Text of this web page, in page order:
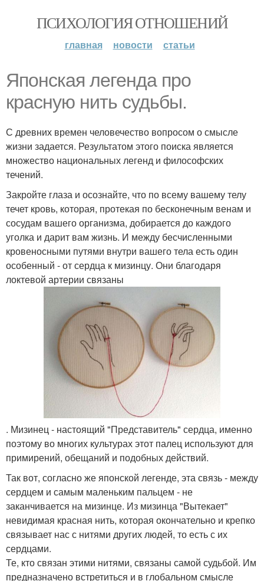
ПСИХОЛОГИЯ ОТНОШЕНИЙ
главная новости статьи
Японская легенда про
красную нить судьбы.
С древних времен человечество вопросом о смысле
жизни задается. Результатом этого поиска является
множество национальных легенд и философских
течений.
Закройте глаза и осознайте, что по всему вашему телу
течет кровь, которая, протекая по бесконечным венам и
сосудам вашего организма, добирается до каждого
уголка и дарит вам жизнь. И между бесчисленными
кровеносными путями внутри вашего тела есть один
особенный - от сердца к мизинцу. Они благодаря
локтевой артерии связаны
. Мизинец - настоящий "Представитель" сердца, именно
поэтому во многих культурах этот палец используют для
примирений, обещаний и подобных действий.
Так вот, согласно же японской легенде, эта связь - между
сердцем и самым маленьким пальцем - не
заканчивается на мизинце. Из мизинца "Вытекает"
невидимая красная нить, которая окончательно и крепко
связывает нас с нитями других людей, то есть с их
сердцами.
Те, кто связан этими нитями, связаны самой судьбой. Им
предназначено встретиться и в глобальном смысле